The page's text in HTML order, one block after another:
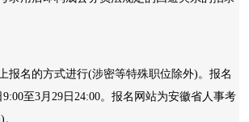
名的方式进行(涉密等特殊职位除外)。报名
9:00至3月29日24:00。报名网站为安徽省人事考